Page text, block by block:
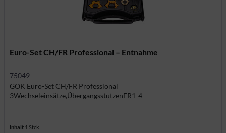
Euro-Set CH/FR Professional – Entnahme
75049
GOK Euro-Set CH/FR Professional
3Wechseleinsätze,ÜbergangsstutzenFR1-4
Inhalt 1 Stck.